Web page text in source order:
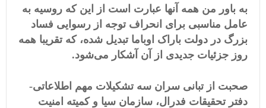
به باور من همه آنها عبارت است از این که روسیه به
عامل مناسبی برای انحراف توجه از رسوایی فساد
بزرگ در دولت باراک اوباما تبدیل شده، که تقریبا همه
روز جزئیات جدیدی از آن آشکار می‌شود.
صحبت از تبانی سران سه تشکیلات مهم اطلاعاتی-
دفتر تحقیقات فدرال، سازمان سیا و کمیته امنیت